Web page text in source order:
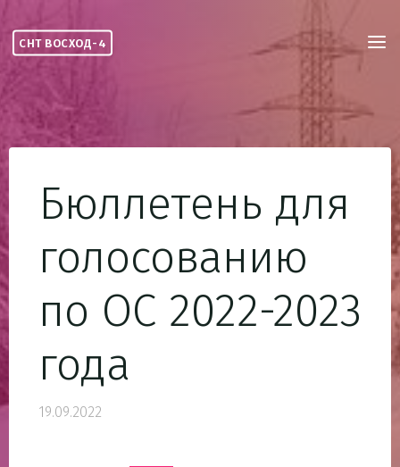
Skip
content
СНТ ВОСХОД-4
Бюллетень для
голосованию
по ОС 2022-2023
года
19.09.2022